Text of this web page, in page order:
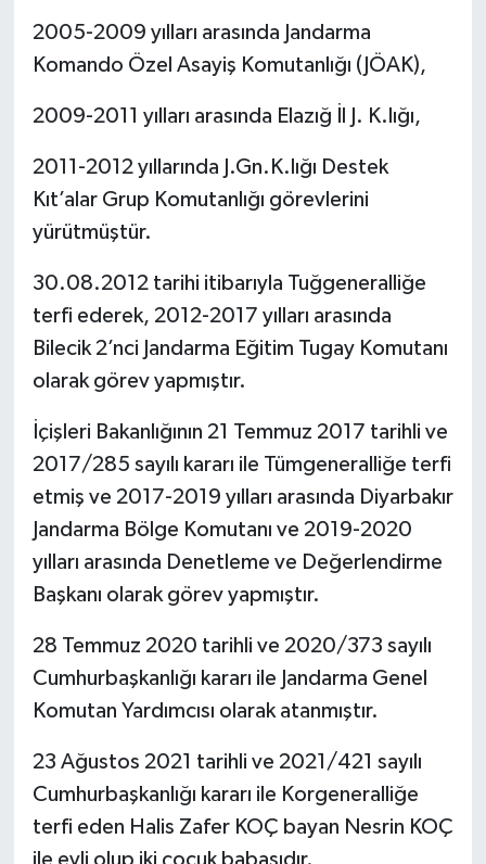
2005-2009 yılları arasında Jandarma
Komando Özel Asayiş Komutanlığı (JÖAK),
2009-2011 yılları arasında Elazığ İl J. K.lığı,
2011-2012 yıllarında J.Gn.K.lığı Destek
Kıt’alar Grup Komutanlığı görevlerini
yürütmüştür.
30.08.2012 tarihi itibarıyla Tuğgeneralliğe
terfi ederek, 2012-2017 yılları arasında
Bilecik 2’nci Jandarma Eğitim Tugay Komutanı
olarak görev yapmıştır.
İçişleri Bakanlığının 21 Temmuz 2017 tarihli ve
2017/285 sayılı kararı ile Tümgeneralliğe terfi
etmiş ve 2017-2019 yılları arasında Diyarbakır
Jandarma Bölge Komutanı ve 2019-2020
yılları arasında Denetleme ve Değerlendirme
Başkanı olarak görev yapmıştır.
28 Temmuz 2020 tarihli ve 2020/373 sayılı
Cumhurbaşkanlığı kararı ile Jandarma Genel
Komutan Yardımcısı olarak atanmıştır.
23 Ağustos 2021 tarihli ve 2021/421 sayılı
Cumhurbaşkanlığı kararı ile Korgeneralliğe
terfi eden Halis Zafer KOÇ bayan Nesrin KOÇ
ile evli olup iki çocuk babasıdır.